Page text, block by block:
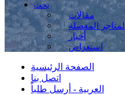
بحث
مقالات
المتاجر المفضلة
أخبار
استعراض
الصفحة الرئيسية
اتصل بنا
العربية - أرسل طلباً